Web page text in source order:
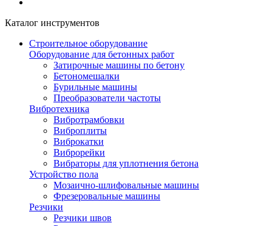
Каталог инструментов
Строительное оборудование
Оборудование для бетонных работ
Затирочные машины по бетону
Бетономешалки
Бурильные машины
Преобразователи частоты
Вибротехника
Вибротрамбовки
Виброплиты
Виброкатки
Виброрейки
Вибраторы для уплотнения бетона
Устройство пола
Мозаично-шлифовальные машины
Фрезеровальные машины
Резчики
Резчики швов